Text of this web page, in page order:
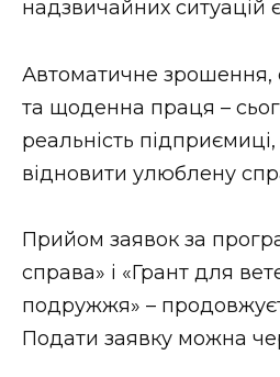
надзвичайних ситуацій
Автоматичне зрошення,
та щоденна праця –
реальність
відновити улюблену
Прийом заявок за
справа» і «Грант для
подружжя» –
Подати заявку можна